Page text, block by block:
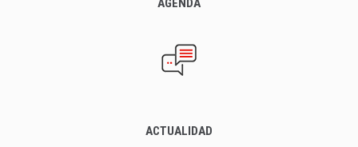
AGENDA
ACTUALIDAD